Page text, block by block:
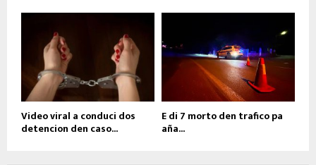
Video viral a conduci dos
detencion den caso...
E di 7 morto den trafico pa
aña...